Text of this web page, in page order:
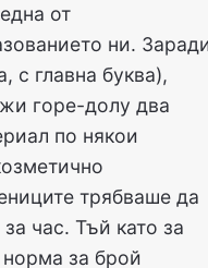
от
ни.
с главна буква),
горе-долу два
по някои
трябваше да
час. Тъй като за
за брой